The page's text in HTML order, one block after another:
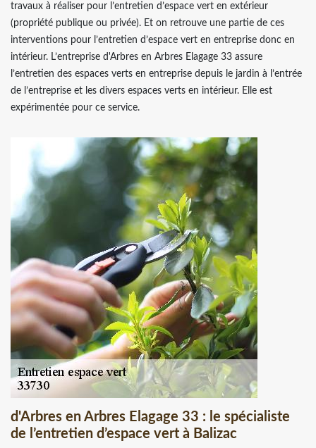
travaux à réaliser pour l’entretien d’espace vert en extérieur
(propriété publique ou privée). Et on retrouve une partie de ces
interventions pour l’entretien d’espace vert en entreprise donc en
intérieur. L’entreprise d'Arbres en Arbres Elagage 33 assure
l’entretien des espaces verts en entreprise depuis le jardin à l’entrée
de l’entreprise et les divers espaces verts en intérieur. Elle est
expérimentée pour ce service.
d'Arbres en Arbres Elagage 33 : le spécialiste
de l’entretien d’espace vert à Balizac